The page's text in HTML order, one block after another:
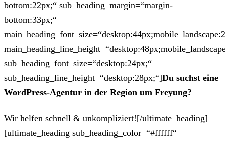
bottom:22px;“ sub_heading_margin=“margin-
bottom:33px;“
sub_heading_font_size=“desktop:24px;“
sub_heading_line_height=“desktop:28px;“]Du suchst eine
WordPress-Agentur in der Region um Freyung?
Wir helfen schnell & unkompliziert![/ultimate_heading]
[ultimate_heading sub_heading_color=“#ffffff“